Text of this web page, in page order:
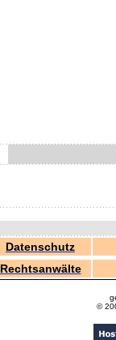
Datenschutz
Rechtsanwälte
©